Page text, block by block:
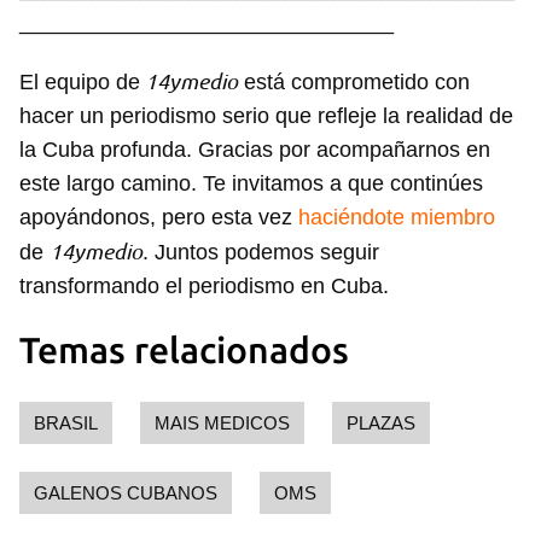
El equipo de 14ymedioestá comprometido con
hacer un periodismo serio que refleje la realidad de
la Cuba profunda. Gracias por acompañarnos en
este largo camino. Te invitamos a que continúes
apoyándonos, pero esta vez haciéndote miembro
de 14ymedio. Juntos podemos seguir
transformando el periodismo en Cuba.
Temas relacionados
BRASIL MAIS MEDICOS PLAZAS
GALENOS CUBANOS OMS